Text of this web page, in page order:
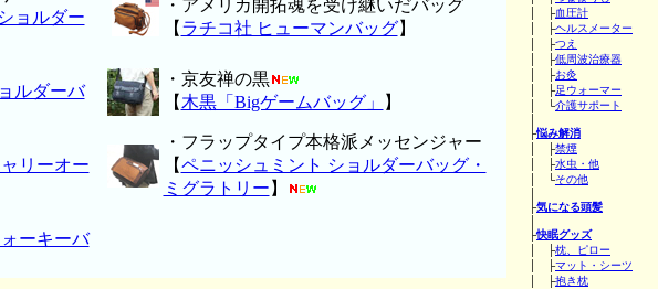
│ ├血圧計
│ ├ヘルスメーター
│ ├つえ
│ ├低周波治療器
│ ├お灸
│ ├足ウォーマー
│ └介護サポート
├悩み解消
│ ├禁煙
│ ├水虫・他
│ └その他
├気になる頭髪
├快眠グッズ
│ ├枕、ピロー
│ ├マット・シーツ
│ ├抱き枕
ョルダー
・アメリカ開拓魂を受け継いだバッグ
【 ラチコ社 ヒューマンバッグ】
ルダーバ
・京友禅の黒
【 木黒「Bigゲームバッグ」 】
リーオー
・フラップタイプ本格派メッセンジャー
【ペニッシュミント ショルダーバッグ・
ミグラトリー 】
ーキーバ